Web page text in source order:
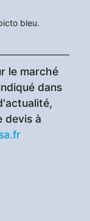
bleu.
le marché
dans
devis à